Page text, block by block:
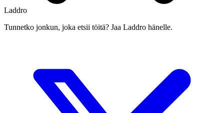
Laddro
Tunnetko jonkun, joka etsii töitä? Jaa Laddro hänelle.